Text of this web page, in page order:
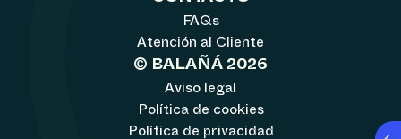
FAQs
Atención al Cliente
© BALAÑÁ 2026
Aviso legal
Política de cookies
Política de privacidad